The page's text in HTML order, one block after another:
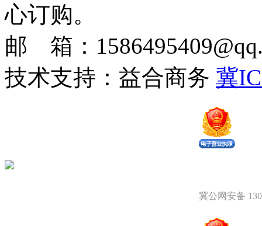
心订购。
邮 箱：
技术支持：益合商务 冀
冀公网安备